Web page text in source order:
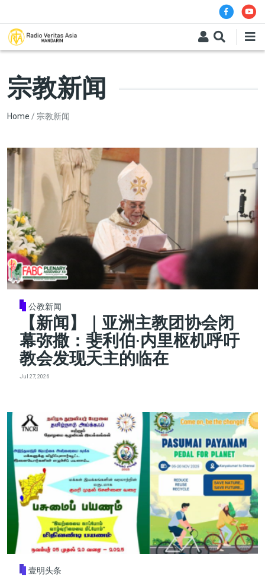
宗教新闻
Breadcrumb
Home 宗教新闻
公教新闻
【新闻】｜亚洲主教团协会闭
幕弥撒：斐利伯·内里枢机呼吁
教会发现天主的临在
Jul 27, 2026
壹明头条